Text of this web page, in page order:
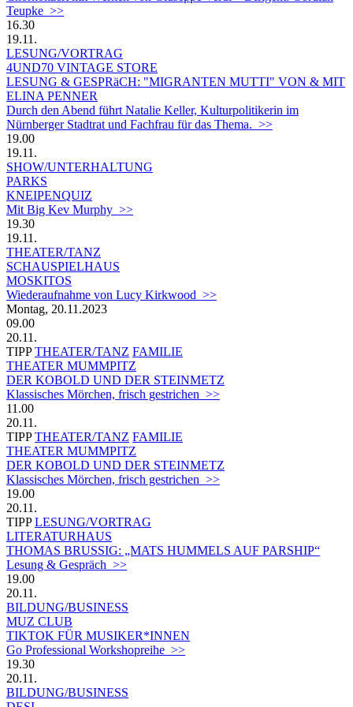
Teupke >>
16.30
19.11.
LESUNG/VORTRAG
4UND70 VINTAGE STORE
LESUNG & GESPRäCH: "MIGRANTEN MUTTI" VON & MIT
ELINA PENNER
Durch den Abend führt Natalie Keller, Kulturpolitikerin im
Nürnberger Stadtrat und Fachfrau für das Thema. >>
19.00
19.11.
SHOW/UNTERHALTUNG
PARKS
KNEIPENQUIZ
Mit Big Kev Murphy >>
19.30
19.11.
THEATER/TANZ
SCHAUSPIELHAUS
MOS­KI­TOS
Wiederaufnahme von Lucy Kirkwood >>
Montag, 20.11.2023
09.00
20.11.
TIPP THEATER/TANZ FAMILIE
THEATER MUMMPITZ
DER KOBOLD UND DER STEINMETZ
Klassisches Mörchen, frisch gestrichen >>
11.00
20.11.
TIPP THEATER/TANZ FAMILIE
THEATER MUMMPITZ
DER KOBOLD UND DER STEINMETZ
Klassisches Mörchen, frisch gestrichen >>
19.00
20.11.
TIPP LESUNG/VORTRAG
LITERATURHAUS
THOMAS BRUSSIG: „MATS HUMMELS AUF PARSHIP“
Lesung & Gespräch >>
19.00
20.11.
BILDUNG/BUSINESS
MUZ CLUB
TIKTOK FÜR MUSIKER*INNEN
Go Professional Workshopreihe >>
19.30
20.11.
BILDUNG/BUSINESS